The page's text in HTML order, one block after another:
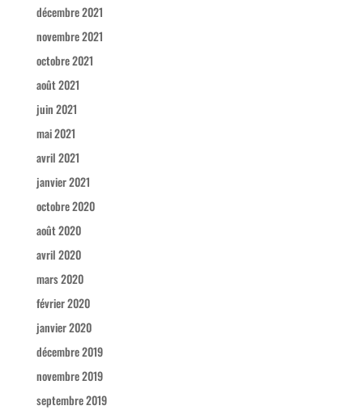
décembre 2021
novembre 2021
octobre 2021
août 2021
juin 2021
mai 2021
avril 2021
janvier 2021
octobre 2020
août 2020
avril 2020
mars 2020
février 2020
janvier 2020
décembre 2019
novembre 2019
septembre 2019